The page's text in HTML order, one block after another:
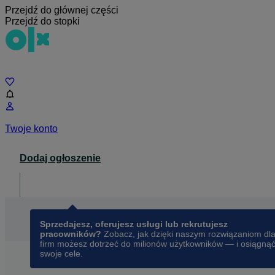
Przejdź do głównej części
Przejdź do stopki
Twoje konto
Dodaj ogłoszenie
Sprzedajesz, oferujesz usługi lub rekrutujesz
pracowników? Zobacz, jak dzięki naszym rozwiązaniom dla
firm możesz dotrzeć do milionów użytkowników — i osiągnąć
swoje cele.